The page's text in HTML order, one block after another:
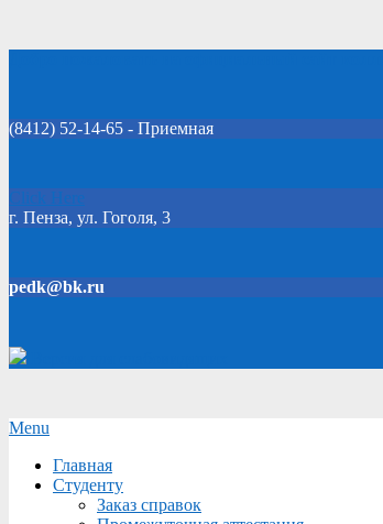
(8412) 52-14-65 - Приемная
Click Here
г. Пенза, ул. Гоголя, 3
pedk@bk.ru
Secondary
Menu
Menu
Главная
Студенту
Заказ справок